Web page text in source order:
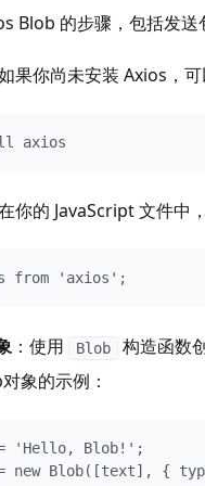
Blob 的步骤，包括发送
果你尚未安装 Axios，
axios
你的 JavaScript 文件中
from 'axios';
：使用 Blob
构造函数
象的示例：
'Hello, Blob!';
= new Blob([text], {